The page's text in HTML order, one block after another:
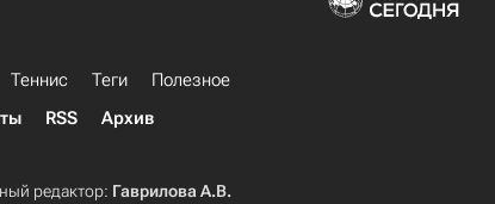
Теннис Теги
Полезное
RSS Архив
редактор: Гаврилова А.В.